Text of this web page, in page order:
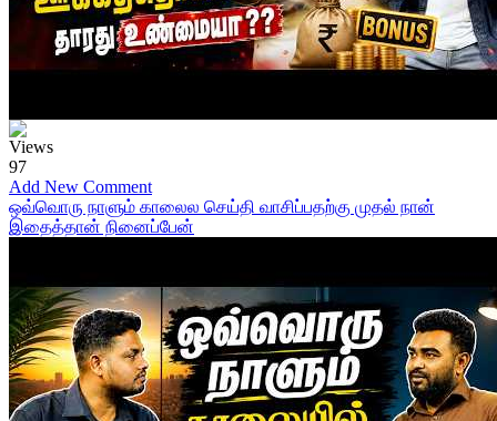
Views
97
Add New Comment
ஒவ்வொரு நாளும் காலைல செய்தி வாசிப்பதற்கு முதல் நான்
இதைத்தான் நினைப்பேன்